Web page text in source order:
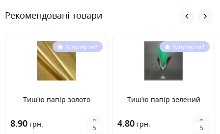
Рекомендовані товари
Популярний
Тиш'ю папір золото
8.90 грн.
Популярний
Тиш'ю папір зелений
4.80 грн.